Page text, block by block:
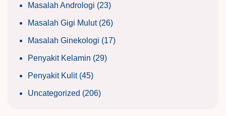
Masalah Andrologi (23)
Masalah Gigi Mulut(26)
Masalah Ginekologi (17)
Penyakit Kelamin (29)
Penyakit Kulit(45)
Uncategorized (206)